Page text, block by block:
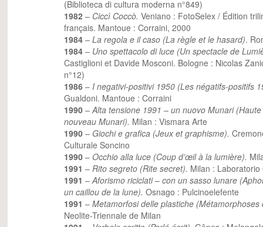
(Biblioteca di cultura moderna n°849)
1982 – Ciccì Coccò. Veniano : FotoSelex / Édition
français. Mantoue : Corraini, 2000
1984 – La regola e il caso (La règle et le hasard).
1984 – Uno spettacolo di luce (Un spectacle de
Castiglioni et Davide Mosconi. Bologne : Nicolas
n°12)
1986 – I negativi-positivi 1950 (Les négatifs-positifs
Gualdoni. Mantoue : Corraini
1990 –Alta tensione 1991 – un nuovo Munari
nouveau Munari). Milan : Vismara Arte
1990 – Giochi e grafica (Jeux et graphisme).
Culturale Soncino
1990 – Occhio alla luce (Coup d’œil à la lumière).
1991 – Rito segreto (Rite secret). Milan : Laboratorio
1991 –Aforismo riciclati – con un sasso lunare
un caillou de la lune). Osnago : Pulcinoelefente
1991 – Metamorfosi delle plastiche
Neolite-Triennale de Milan